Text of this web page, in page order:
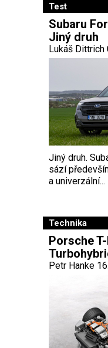
Test
Subaru
Jiný druh
Lukáš Dittrich
Jiný druh.
sází
a univerzální...
Technika
Porsche
Petr Hanke